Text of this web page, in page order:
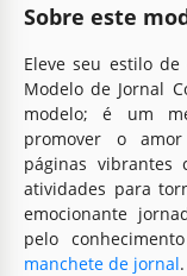
Sobre este
Eleve seu estilo
Modelo de Jornal
modelo; é um
promover o
páginas vibrantes
atividades para
emocionante
pelo
manchete de jornal.